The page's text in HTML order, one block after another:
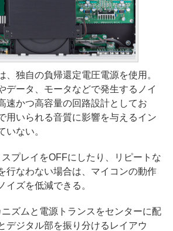
独自の負帰還定電圧電源を使用。
データ、モータなどで発生するノイ
速かつ高容量の回路設計としてお
用いられる音質に影響を与えるイン
いない。
プレイをOFFにしたり、リピートな
行なわない場合は、マイコンの動作
イズを低減できる。
ズムと電源トランスをセンターに配
デジタル部を振り分けるレイアウ